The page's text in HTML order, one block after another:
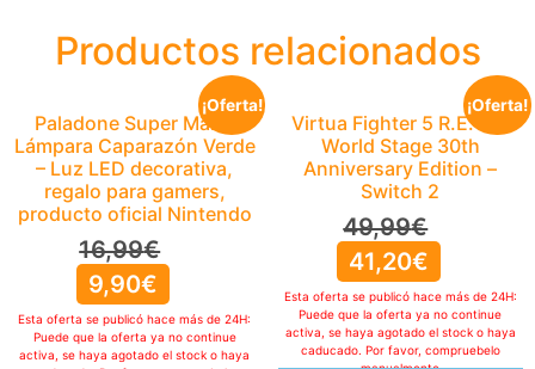
Productos relacionados
¡Oferta!
Paladone Super Mario
Lámpara Caparazón Verde
– Luz LED decorativa,
regalo para gamers,
producto oficial Nintendo
16,99€
9,90€
Esta oferta se publicó hace más de 24H:
Puede que la oferta ya no continue
activa, se haya agotado el stock o haya
¡Oferta!
Virtua Fighter 5 R.E.V.O.
World Stage 30th
Anniversary Edition –
Switch 2
49,99€
41,20€
Esta oferta se publicó hace más de 24H:
Puede que la oferta ya no continue
activa, se haya agotado el stock o haya
caducado. Por favor, compruebelo